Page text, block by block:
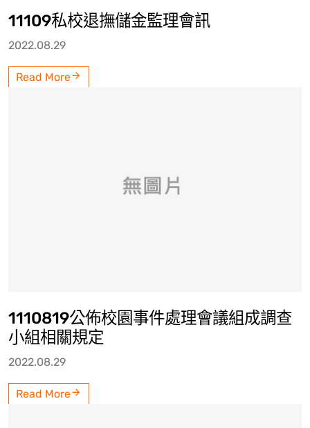
11109私校退撫儲金監理會訊
2022.08.29
Read More
1110819公佈校園事件處理會議組成調查
小組相關規定
2022.08.29
Read More